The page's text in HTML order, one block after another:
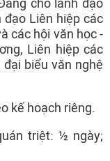
cho lãnh đạo
đạo Liên hiệp các
các hội văn học -
Liên hiệp các
biểu văn nghệ
kế hoạch riêng.
triệt: ½ ngày;